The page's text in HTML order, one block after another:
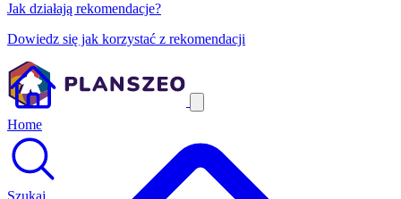
Jak działają rekomendacje?
Dowiedz się jak korzystać z rekomendacji
Home
Szukaj